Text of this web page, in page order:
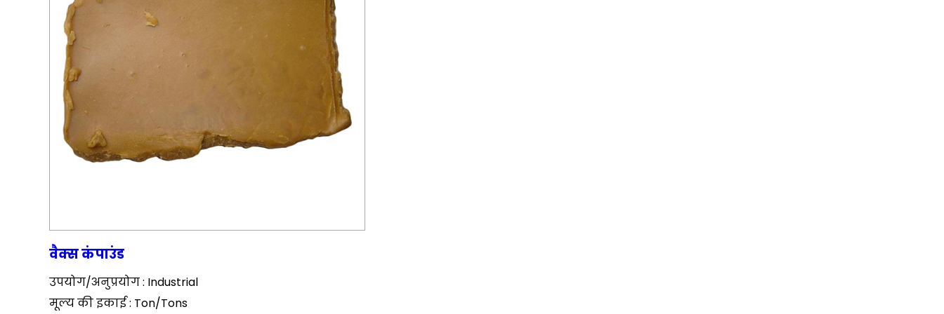
वैक्स कंपाउंड
उपयोग/अनुप्रयोग : Industrial
मूल्य की इकाई : Ton/Tons